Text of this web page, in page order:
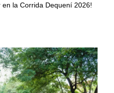
en la Corrida Dequení 2026!